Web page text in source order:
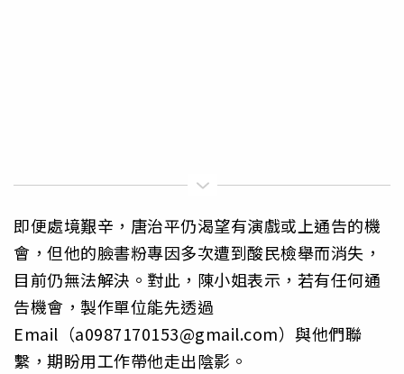
即便處境艱辛，唐治平仍渴望有演戲或上通告的機
會，但他的臉書粉專因多次遭到酸民檢舉而消失，
目前仍無法解決。對此，陳小姐表示，若有任何通
告機會，製作單位能先透過
Email（a0987170153@gmail.com）與他們聯
繫，期盼用工作帶他走出陰影。